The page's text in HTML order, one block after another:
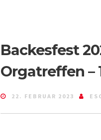
Backesfest
Orgatreffen –
22. FEBRUAR 2023